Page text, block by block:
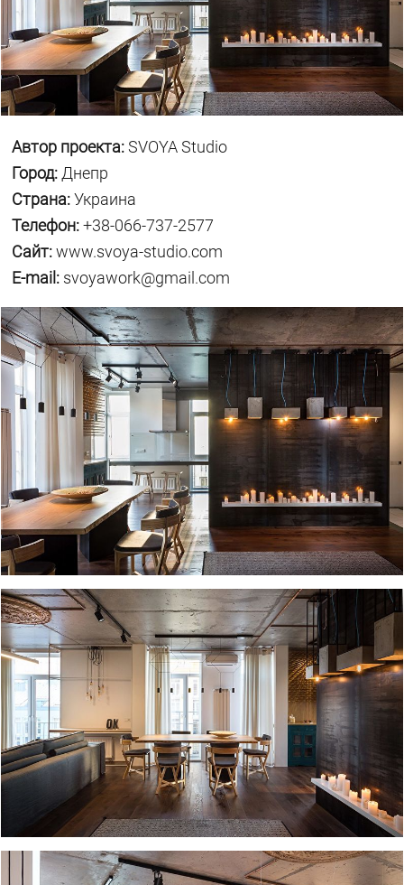
Автор проекта:SVOYA Studio
Город: Днепр
Страна:Украина
Телефон:+38-066-737-2577
Сайт:www.svoya-studio.com
E-mail: svoyawork@gmail.com